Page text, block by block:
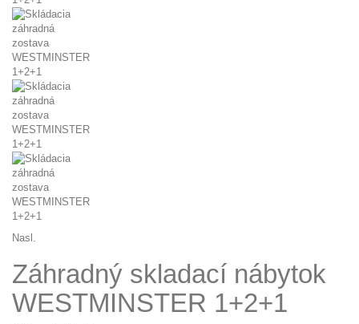
Nasl.
Záhradný skladací nábytok
WESTMINSTER 1+2+1